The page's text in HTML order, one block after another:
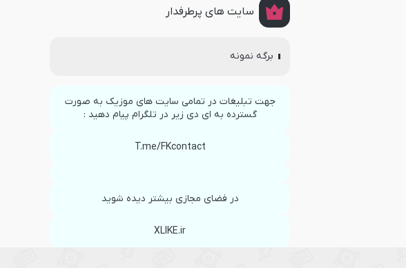
سایت های پرطرفدار
برگه نمونه
جهت تبلیغات در تمامی سایت های موزیک به صورت
گسترده به ای دی زیر در تلگرام پیام دهید :
T.me/FKcontact
در فضای مجازی بیشتر دیده شوید
XLIKE.ir